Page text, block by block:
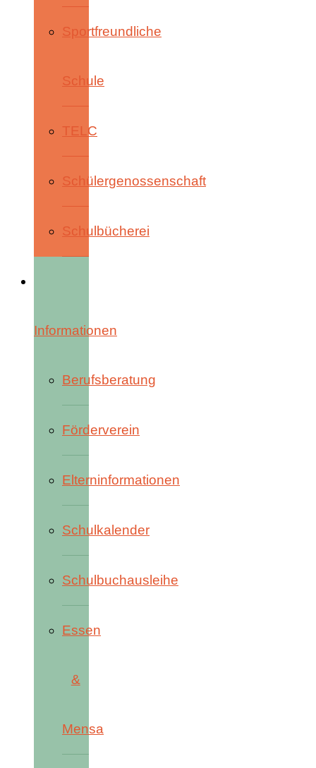
Sportfreundliche
Schule
TELC
Schülergenossenschaft
Schulbücherei
Informationen
Berufsberatung
Förderverein
Elterninformationen
Schulkalender
Schulbuchausleihe
Essen
&
Mensa